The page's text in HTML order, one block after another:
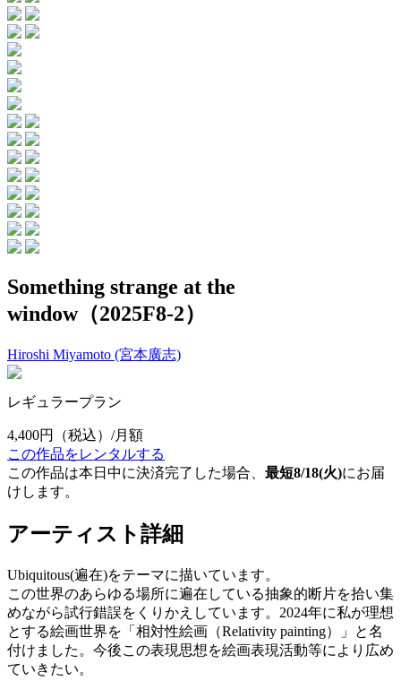
Something strange at the
window（2025F8-2）
Hiroshi Miyamoto (宮本廣志)
レギュラープラン
4,400円
（税込）/月額
この作品をレンタルする
この作品は本日中に決済完了した場合、 最短8/18(火)にお届
けします。
アーティスト詳細
Ubiquitous(遍在)をテーマに描いています。
この世界のあらゆる場所に遍在している抽象的断片を拾い集
めながら試行錯誤をくりかえしています。2024年に私が理想
とする絵画世界を「相対性絵画（Relativity painting）」と名
付けました。今後この表現思想を絵画表現活動等により広め
ていきたい。